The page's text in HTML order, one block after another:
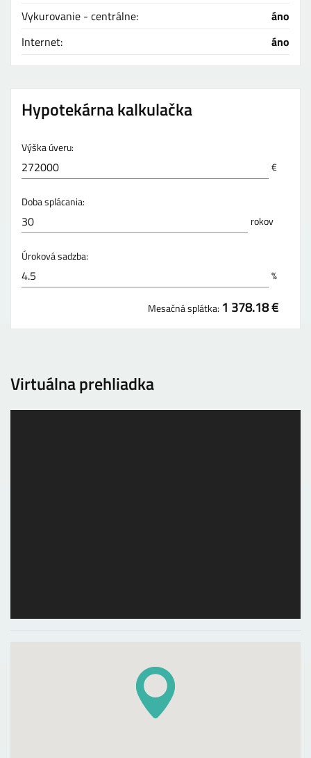
Vykurovanie - centrálne:
áno
Internet:
áno
Hypotekárna kalkulačka
Výška úveru:
€
Doba splácania:
rokov
Úroková sadzba:
%
Mesačná splátka: 1 378.18 €
Virtuálna prehliadka